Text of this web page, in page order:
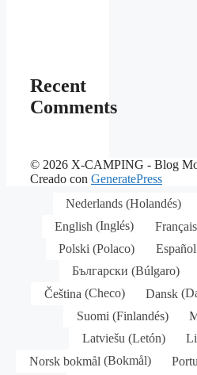
Recent
Comments
© 2026 X-CAMPING - Blog
Creado con GeneratePress
Nederlands (Holandés)
English (Inglés) Français
Polski (Polaco) Español
Български (Búlgaro)
Čeština (Checo) Dansk (
Suomi (Finlandés)
Latviešu (Letón)
Norsk bokmål (Bokmål)